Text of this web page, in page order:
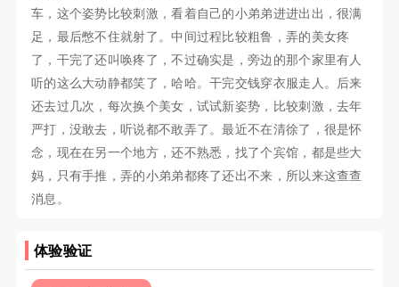
车，这个姿势比较刺激，看着自己的小弟弟进进出出，很满
足，最后憋不住就射了。中间过程比较粗鲁，弄的美女疼
了，干完了还叫唤疼了，不过确实是，旁边的那个家里有人
听的这么大动静都笑了，哈哈。干完交钱穿衣服走人。后来
还去过几次，每次换个美女，试试新姿势，比较刺激，去年
严打，没敢去，听说都不敢弄了。最近不在清徐了，很是怀
念，现在在另一个地方，还不熟悉，找了个宾馆，都是些大
妈，只有手推，弄的小弟弟都疼了还出不来，所以来这查查
消息。
体验验证